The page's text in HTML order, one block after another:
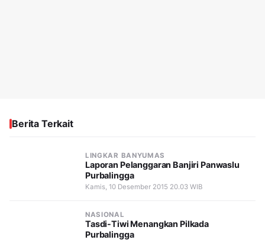
Berita Terkait
LINGKAR BANYUMAS
Laporan Pelanggaran Banjiri Panwaslu
Purbalingga
Kamis, 10 Desember 2015 20.03 WIB
NASIONAL
Tasdi-Tiwi Menangkan Pilkada
Purbalingga